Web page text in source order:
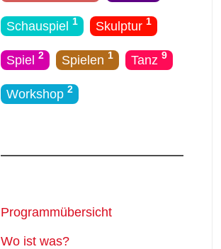
Schauspiel 1 Skulptur 1
Spiel 2 Spielen 1 Tanz 9
Workshop 2
Programmübersicht
Wo ist was?